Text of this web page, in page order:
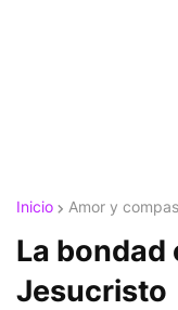
Inicio Amor y
La bondad
Jesucristo